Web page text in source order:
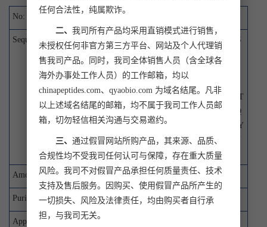
No: 04890000036
Sequence:
MGAAASIQTTVNTLSERISSKLEQEANAS
AQTKCDIEIGNFYIRQNHGCNITVKNMCS
TCNSSAVVDNKLKIQNVIIDECYGAPGSPT
NLEFINTGSSKGNCAIKALMQLTTKATTQ
IAPRQVAGTGVQFYMIVIGVIILAALFMYY
AKRMLFTSTNDKIKLILANKENVHWTTY
MDTFFRTSPMIIATTDIQN
Amount: 25ug/peptide
Purity: >85% (HPLC-MS)
Appearance: white to off-white powder
任何合法性，纯属欺诈。
二、 我司所有产品均采用直销模式进行销售，
未授权任何非官方第三方平台、网站及个人代理销
售我司产品。同时，我司全体销售人员（含全球各
海外办事处工作人员）的工作邮箱，均以
chinapeptides.com、qyaobio.com 为域名结尾。凡非
以上述域名结尾的邮箱，均不属于我司工作人员邮
箱，切勿轻信相关沟通与交易邀约。
三、 通过假冒网站所购产品，其来源、品质、
合规性均不受我司任何认可与保障，存在重大质量
风险。我司不对假冒产品承担任何质量责任、技术
支持及售后服务。因购买、使用假冒产品所产生的
一切损失、风险及法律责任，均由购买者自行承
担，与我司无关。